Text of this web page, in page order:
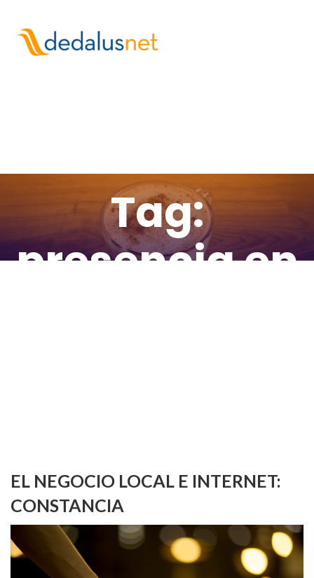
Tag:
presencia en
EL NEGOCIO LOCAL E INTERNET:
CONSTANCIA